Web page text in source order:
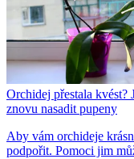
Orchidej přestala kvést?
znovu nasadit pupeny
Aby vám orchideje
podpořit. Pomoci jim